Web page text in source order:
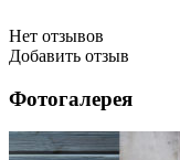
Нет отзывов
Добавить отзыв
Фотогалерея